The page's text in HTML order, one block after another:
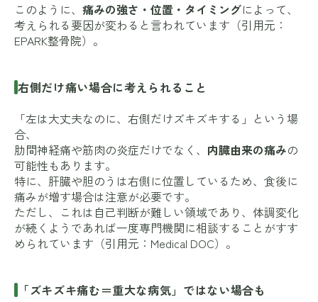
このように、 痛みの強さ・位置・タイミングによって、
考えられる要因が変わると言われています（引用元：
EPARK整骨院）。
右側だけ痛い場合に考えられること
「左は大丈夫なのに、右側だけズキズキする」という場
合、
肋間神経痛や筋肉の炎症だけでなく、 内臓由来の痛みの
可能性もあります。
特に、肝臓や胆のうは右側に位置しているため、食後に
痛みが増す場合は注意が必要です。
ただし、これは自己判断が難しい領域であり、体調変化
が続くようであれば一度専門機関に相談することがすす
められています（引用元： Medical DOC）。
「ズキズキ痛む＝重大な病気」ではない場合も